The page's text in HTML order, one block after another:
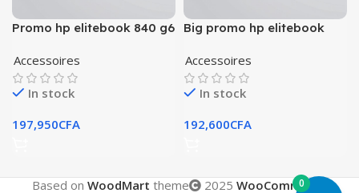
Promo hp elitebook 840 g6
Accessoires
In stock
197,950CFA
Big promo hp elitebook
Accessoires
In stock
192,600CFA
Based on WoodMart theme 2025 WooCommerce
0